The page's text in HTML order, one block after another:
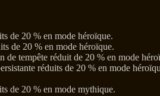
de 20 % en mode héroïque.
de 20 % en mode héroïque.
de tempête réduit de 20 % en mode
réduits de 20 % en mode
de 20 % en mode mythique.